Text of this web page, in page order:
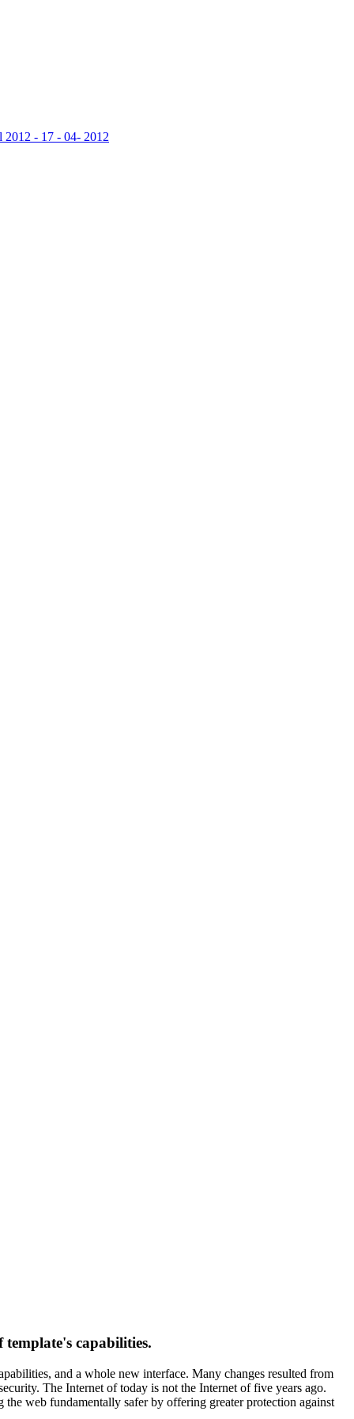
2012 - 17 - 04- 2012
capabilities.
and a whole new interface. Many changes resulted from
The Internet of today is not the Internet of five years ago.
web fundamentally safer by offering greater protection against